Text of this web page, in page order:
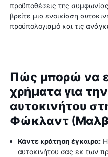
προϋποθέσεις της
βρείτε μια ενοικίαση
προϋπολογισμό και τις
Πώς μπορώ να
χρήματα για
αυτοκινήτου
Φώκλαντ
Κάντε κράτηση έγκαιρα:
αυτοκινήτου σας εκ των